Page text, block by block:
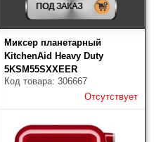
ПОД ЗАКАЗ
Миксер планетарный
KitchenAid Heavy Duty
5KSM55SXXEER
Код товара: 306667
Отсутствует